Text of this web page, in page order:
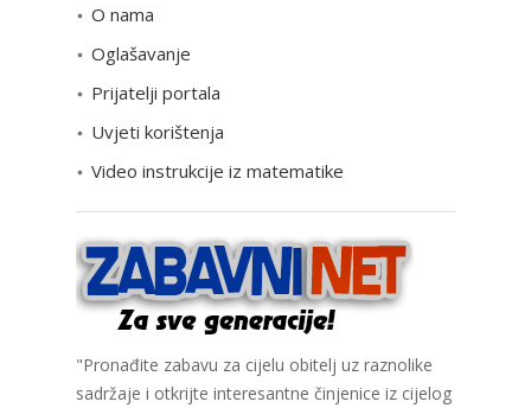
i
j
O nama
Oglašavanje
Prijatelji portala
Uvjeti korištenja
Video instrukcije iz matematike
"Pronađite zabavu za cijelu obitelj uz raznolike
sadržaje i otkrijte interesantne činjenice iz cijelog